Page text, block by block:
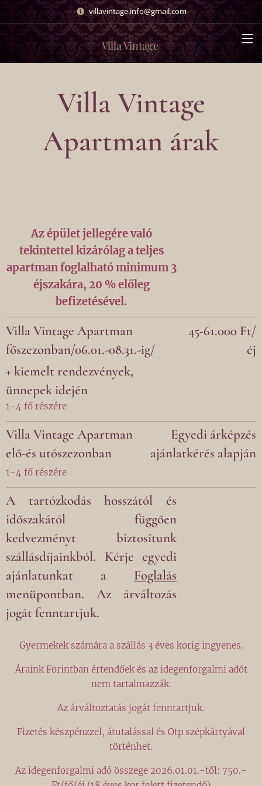
villavintage.info@gmail.com
Villa Vintage
Villa Vintage
Apartman árak
Az épület jellegére való
tekintettel kizárólag a teljes
apartman foglalható minimum 3
éjszakára, 20 % előleg
befizetésével.
Villa Vintage Apartman
főszezonban/06.01.-08.31.-ig/
+ kiemelt rendezvények,
ünnepek idején
1-4 fő részére
45-61.000 Ft/
éj
Villa Vintage Apartman
elő-és utószezonban
1-4 fő részére
Egyedi árképzés
ajánlatkérés alapján
A tartózkodás hosszától és
időszakától függően
kedvezményt biztosítunk
szállásdíjainkból. Kérje egyedi
ajánlatunkat a Foglalás
menüpontban. Az árváltozás
jogát fenntartjuk.
Gyermekek számára a szállás 3 éves korig ingyenes.
Áraink Forintban értendőek és az idegenforgalmi adót
nem tartalmazzák.
Az árváltoztatás jogát fenntartjuk.
Fizetés készpénzzel, átutalással és Otp szépkártyával
történhet.
Az idegenforgalmi adó összege 2026.01.01.-től: 750.-